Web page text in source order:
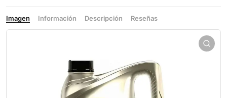
Imagen Información Descripción Reseñas